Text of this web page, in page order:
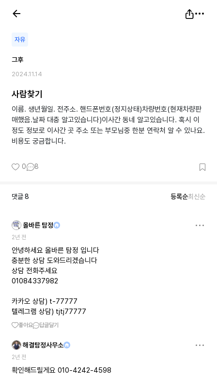
자유
그후
2024.11.14
사람찾기
이름. 생년월일. 전주소. 핸드폰번호(정지상태)차량번호(현재차량판
매했음.날짜 대충 알고있습니다)이사간 동네 알고있습니다. 혹시 이
정도 정보로 이사간 곳 주소 또는 부모님중 한분 연락처 알 수 있나요.
0 8
댓글8 등록순최신순
올바른 탐정
2년 전
안녕하세요 올바른 탐정 입니다
충분한 상담 도와드리겠습니다
상담 전화주세요
01084337982
카카오 상담) t-77777
텔레그램 상담) tjtj77777
좋아요 답글달기
해결탐정사무소
2년 전
확인해드릴게요 010-4242-4598